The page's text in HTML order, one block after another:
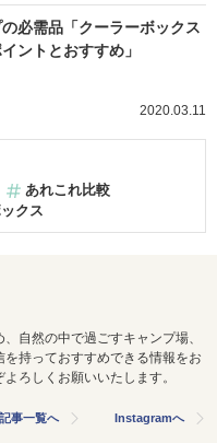
必需品「クーラーボックス
ントとおすすめ」
2020.03.11
あれこれ比較
クス
自然の中で過ごすキャンプ場、
持っておすすめできる情報をお
ろしくお願いいたします。
記事一覧へ Instagramへ